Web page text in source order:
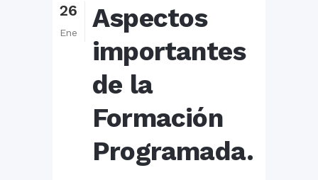
26
Ene
Aspectos
importantes
de la
Formación
Programada.